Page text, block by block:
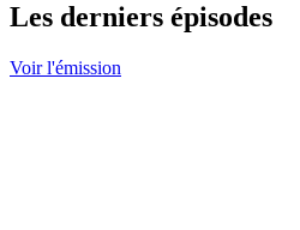
Les derniers épisodes
Voir l'émission